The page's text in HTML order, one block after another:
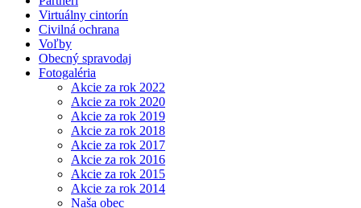
Virtuálny cintorín
Civilná ochrana
Voľby
Obecný spravodaj
Fotogaléria
Akcie za rok 2022
Akcie za rok 2020
Akcie za rok 2019
Akcie za rok 2018
Akcie za rok 2017
Akcie za rok 2016
Akcie za rok 2015
Akcie za rok 2014
Naša obec